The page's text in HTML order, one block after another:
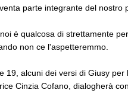
parte integrante del nostro
è qualcosa di strettamente
non ce l'aspetteremmo.
19, alcuni dei versi di Giusy per
Cinzia Cofano, dialogherà